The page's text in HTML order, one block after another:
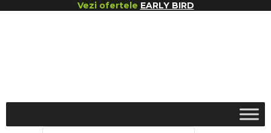
Vezi ofertele EARLY BIRD